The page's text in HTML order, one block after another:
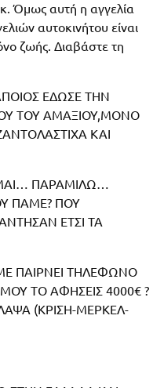
Όμως αυτή η αγγελία
αυτοκινήτου είναι
ζωής. Διαβάστε τη
ΕΔΩΣΕ ΤΗΝ
ΤΟΥ ΑΜΑΞΙΟΥ,ΜΟΝΟ
ΚΑΙ
ΠΑΡΑΜΙΛΩ…
ΠΑΜΕ? ΠΟΥ
ΕΤΣΙ ΤΑ
ΠΑΙΡΝΕΙ ΤΗΛΕΦΩΝΟ
ΤΟ ΑΦΗΣΕΙΣ 4000€ ?
(ΚΡΙΣΗ-ΜΕΡΚΕΛ-